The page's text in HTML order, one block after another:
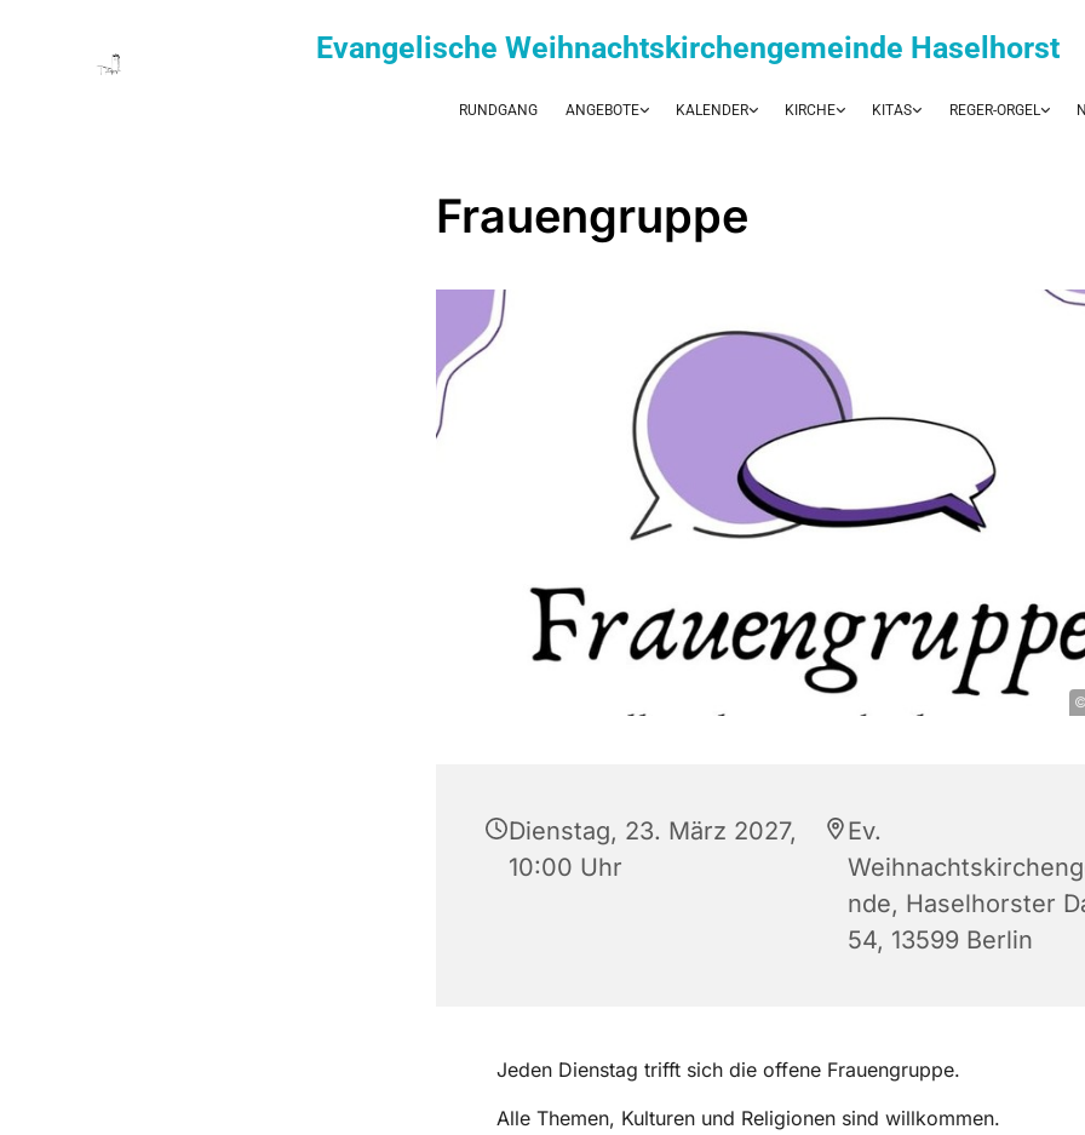
Evangelische Weihnachtskirchengemeinde Haselhorst
RUNDGANG ANGEBOTE KALENDER KIRCHE KITAS REGER-ORGEL
Frauengruppe
Dienstag, 23. März 2027,
10:00 Uhr
Ev.
nde, Haselhorster
54, 13599 Berlin
Jeden Dienstag trifft sich die offene Frauengruppe.
Alle Themen, Kulturen und Religionen sind willkommen.